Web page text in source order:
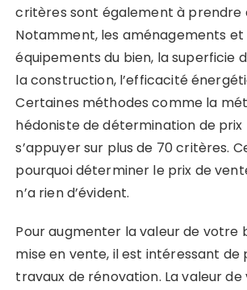
critères sont également à prendre
Notamment, les aménagements et
équipements du bien, la superficie
la construction, l’efficacité
Certaines méthodes comme la
hédoniste de détermination de
s’appuyer sur plus de 70 critères.
pourquoi déterminer le prix de
n’a rien d’évident.
Pour augmenter la valeur de votre
mise en vente, il est intéressant de
travaux de rénovation. La valeur